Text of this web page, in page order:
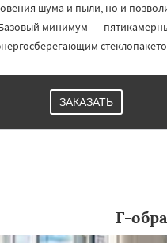
шума и пыли, но и
минимум —
ЗАКАЗАТЬ
Г-